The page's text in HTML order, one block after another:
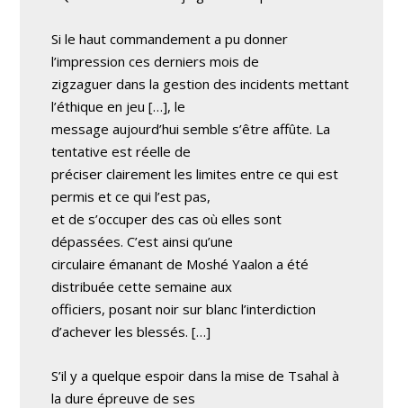
Si le haut commandement a pu donner
l’impression ces derniers mois de
zigzaguer dans la gestion des incidents mettant
l’éthique en jeu […], le
message aujourd’hui semble s’être affûte. La
tentative est réelle de
préciser clairement les limites entre ce qui est
permis et ce qui l’est pas,
et de s’occuper des cas où elles sont
dépassées. C’est ainsi qu’une
circulaire émanant de Moshé Yaalon a été
distribuée cette semaine aux
officiers, posant noir sur blanc l’interdiction
d’achever les blessés. […]
S’il y a quelque espoir dans la mise de Tsahal à
la dure épreuve de ses